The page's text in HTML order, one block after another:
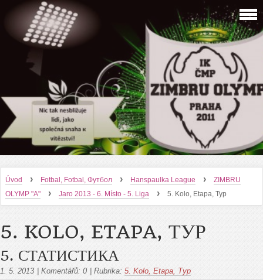
Úvod › Fotbal, Fotbal, Футбол › Hanspaulka League ›
ZIMBRU
OLYMP "A"
› Jaro 2013 - 6. Místo - 5. Liga › 5. Kolo, Etapa, Тур
5. KOLO, ETAPA, ТУР
5. СТАТИСТИКА
1. 5. 2013 Komentářů: 0 Rubrika: 5. Kolo, Etapa, Тур